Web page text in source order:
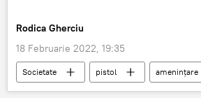
Rodica Gherciu
18 Februarie 2022, 19:35
Societate pistol
amenințare
credit
Poliție
februarie